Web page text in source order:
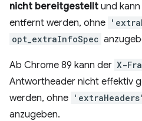
nicht bereitgestellt und
entfernt werden, ohne
opt_extraInfoSpec
Ab Chrome 89 kann der X-
Antwortheader nicht effektiv
werden, ohne 'extraHeaders'
anzugeben.